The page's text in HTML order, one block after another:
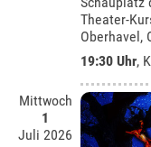
Theater-
Oberhavel,
19:30 Uhr,
Mittwoch
1
Juli 2026